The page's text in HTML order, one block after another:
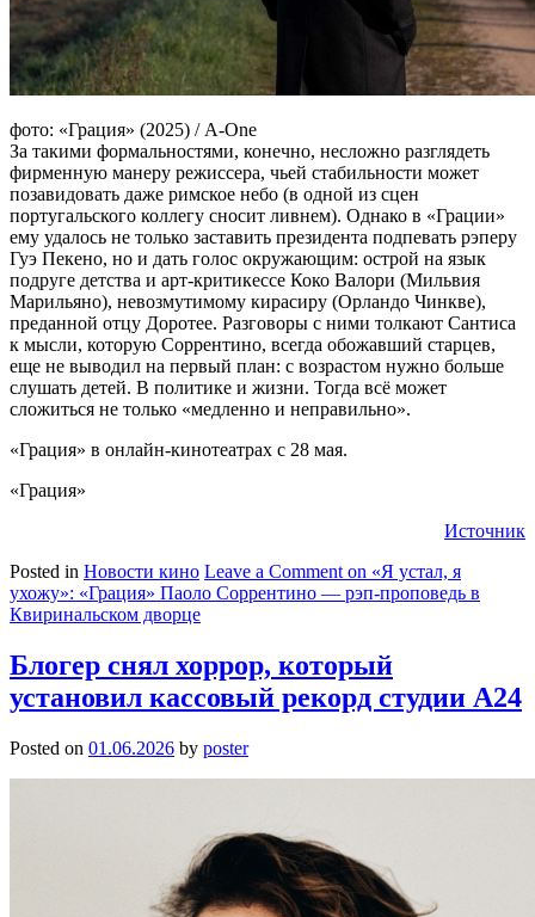
фото: «Грация» (2025) / A-One
За такими формальностями, конечно, несложно разглядеть
фирменную манеру режиссера, чьей стабильности может
позавидовать даже римское небо (в одной из сцен
португальского коллегу сносит ливнем). Однако в «Грации»
ему удалось не только заставить президента подпевать рэперу
Гуэ Пекено, но и дать голос окружающим: острой на язык
подруге детства и арт-критикессе Коко Валори (Мильвия
Марильяно), невозмутимому кирасиру (Орландо Чинкве),
преданной отцу Доротее. Разговоры с ними толкают Сантиса
к мысли, которую Соррентино, всегда обожавший старцев,
еще не выводил на первый план: с возрастом нужно больше
слушать детей. В политике и жизни. Тогда всё может
сложиться не только «медленно и неправильно».
«Грация» в онлайн-кинотеатрах с 28 мая.
«Грация»
Источник
Posted in Новости кино Leave a Comment on «Я устал, я
ухожу»: «Грация» Паоло Соррентино — рэп-проповедь в
Квиринальском дворце
Блогер снял хоррор, который
установил кассовый рекорд студии А24
Posted on 01.06.2026 by poster